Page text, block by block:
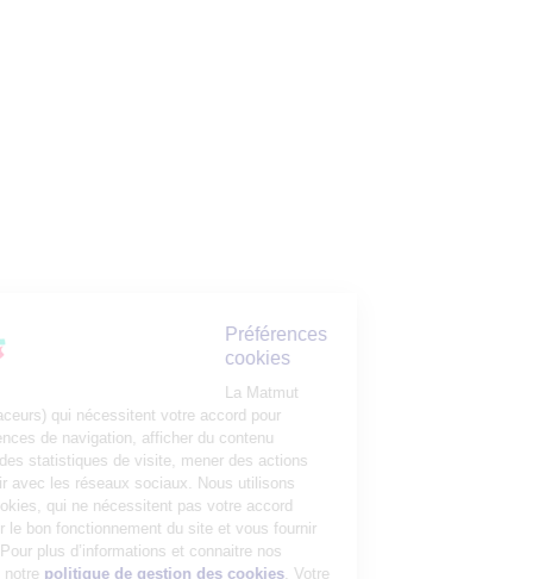
utilise des cookies (traceurs) qui nécessitent votre accord pour
mémoriser vos préférences de navigation, afficher du contenu
personnalisé, réaliser des statistiques de visite, mener des actions
publicitaires et interagir avec les réseaux sociaux. Nous utilisons
également d’autres cookies, qui ne nécessitent pas votre accord
préalable, pour garantir le bon fonctionnement du site et vous fournir
un service de qualité. Pour plus d’informations et connaitre nos
partenaires, consultez notre politique de gestion des cookies